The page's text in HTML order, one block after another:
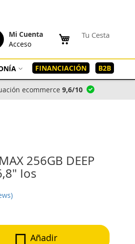
Tu Cesta
Mi Cuenta
Acceso
FINANCIACIÓN B2B
ecommerce 9,6/10
256GB DEEP
Ios
Añadir